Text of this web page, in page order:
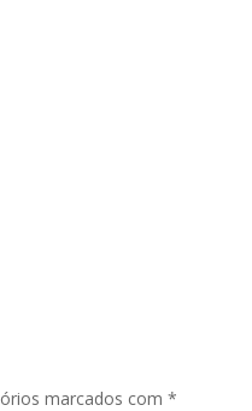
marcados com*